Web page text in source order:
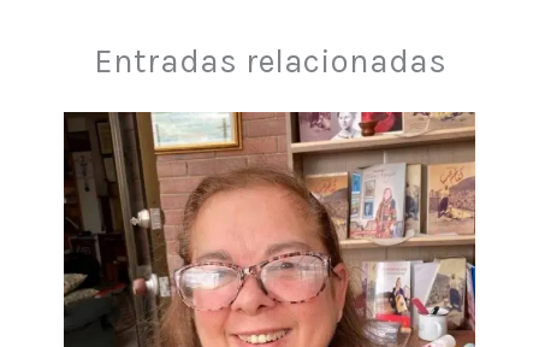
Entradas relacionadas